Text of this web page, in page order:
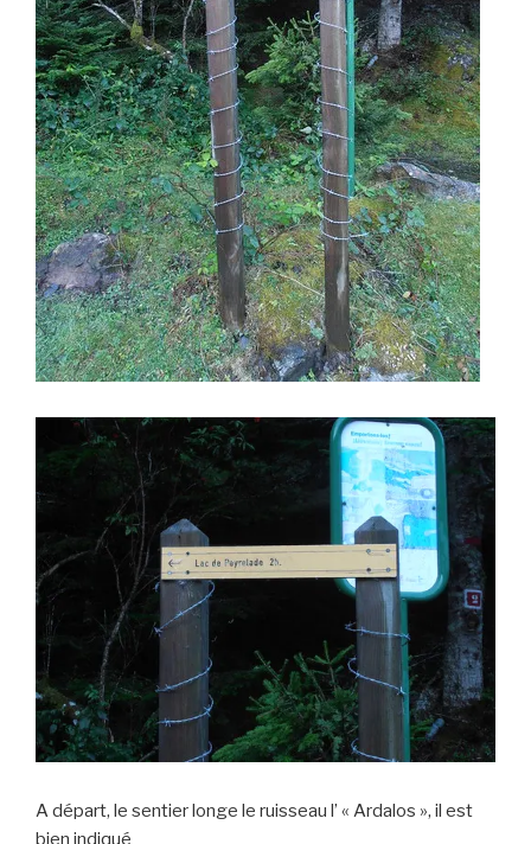
A départ, le sentier longe le ruisseau l’ « Ardalos », il est
bien indiqué